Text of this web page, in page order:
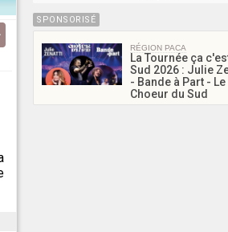
SPONSORISÉ
RÉGION PACA
La Tournée ça
Sud 2026 : Julie
- Bande à Part - Le
Choeur du Sud